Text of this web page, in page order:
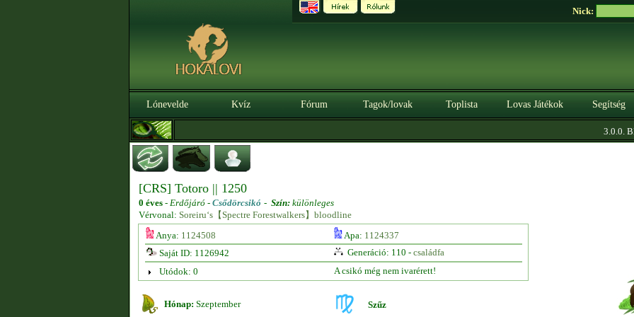
Nick:
Lónevelde Kvíz Fórum Tagok/lovak Toplista Lovas Játékok Segítség
3.0.0.
[CRS] Totoro || 1250
0 éves - Erdőjáró - Csődörcsikó - Szín: különleges
Vérvonal: Soreiru‘s【Spectre Forestwalkers】bloodline
Anya: 1124508 Apa: 1124337
Saját ID: 1126942
Generáció: 110 - családfa
Utódok: 0
A csikó még nem ivarérett!
Hónap: Szeptember Szűz